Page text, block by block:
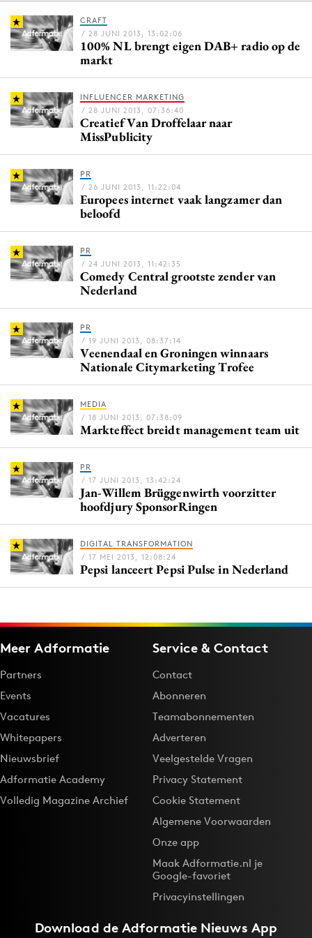
Menu
9 sept: GenAI-training
12 nov: MarketingLive!
Events
Opleidingen
Vacatures
Academy
Partners
Topics
Artificial Intelligence
Bureaus
Campagnes
Contentmarketing
Craft
Customer Experience
Data & Insights
Design
Digital transformation
Effectiviteit
Gedragsverandering
Influencer marketing
Martech
Media
PR
Programmatic
Purpose Marketing
Reputatie & crisis
CRAFT
/ 28 JUNI 2013, 13:02:06
100% NL brengt eigen DAB+ radio op de
markt
INFLUENCER MARKETING
/ 28 JUNI 2013, 07:36:40
Creatief Van Droffelaar naar
MissPublicity
PR
/ 26 JUNI 2013, 11:22:04
Europees internet vaak langzamer dan
beloofd
PR
/ 24 JUNI 2013, 11:42:35
Comedy Central grootste zender van
Nederland
PR
/ 19 JUNI 2013, 08:37:14
Veenendaal en Groningen winnaars
Nationale Citymarketing Trofee
MEDIA
/ 18 JUNI 2013, 07:38:09
Markteffect breidt management team uit
PR
/ 17 JUNI 2013, 13:42:24
Jan-Willem Brüggenwirth voorzitter
hoofdjury SponsorRingen
DIGITAL TRANSFORMATION
/ 17 MEI 2013, 12:08:24
Pepsi lanceert Pepsi Pulse in Nederland
Meer Adformatie
Partners
Events
Vacatures
Whitepapers
Nieuwsbrief
Adformatie Academy
Volledig Magazine Archief
Service & Contact
Contact
Abonneren
Teamabonnementen
Adverteren
Veelgestelde Vragen
Privacy Statement
Cookie Statement
Algemene Voorwaarden
Onze app
Maak Adformatie.nl je
Google-favoriet
Privacyinstellingen
Download deAdformatie Nieuws App